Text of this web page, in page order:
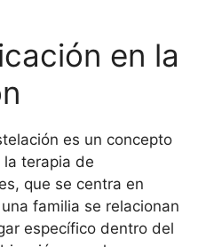
en la
es un concepto
terapia de
que se centra en
familia se relacionan
específico dentro del